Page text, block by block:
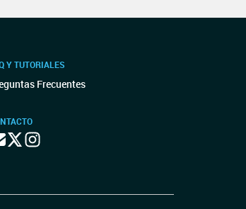
Y TUTORIALES
Frecuentes